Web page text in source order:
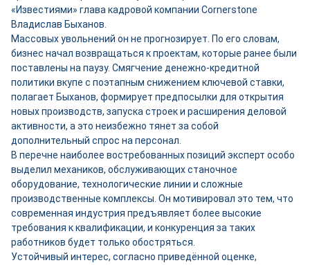
«Известиями» глава кадровой компании Cornerstone
Владислав Быханов.
Массовых увольнений он не прогнозирует. По его словам,
бизнес начал возвращаться к проектам, которые ранее были
поставлены на паузу. Смягчение денежно-кредитной
политики вкупе с поэтапным снижением ключевой ставки,
полагает Быханов, формирует предпосылки для открытия
новых производств, запуска строек и расширения деловой
активности, а это неизбежно тянет за собой
дополнительный спрос на персонал.
В перечне наиболее востребованных позиций эксперт особо
выделил механиков, обслуживающих станочное
оборудование, технологические линии и сложные
производственные комплексы. Он мотивировал это тем, что
современная индустрия предъявляет более высокие
требования к квалификации, и конкуренция за таких
работников будет только обостряться.
Устойчивый интерес, согласно приведённой оценке,